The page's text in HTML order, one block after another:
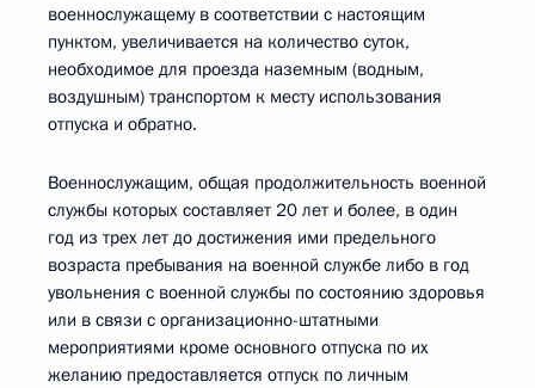
военнослужащему в соответствии с настоящим
пунктом, увеличивается на количество суток,
необходимое для проезда наземным (водным,
воздушным) транспортом к месту использования
отпуска и обратно.
Военнослужащим, общая продолжительность военной
службы которых составляет 20 лет и более, в один
год из трех лет до достижения ими предельного
возраста пребывания на военной службе либо в год
увольнения с военной службы по состоянию здоровья
или в связи с организационно-штатными
мероприятиями кроме основного отпуска по их
желанию предоставляется отпуск по личным